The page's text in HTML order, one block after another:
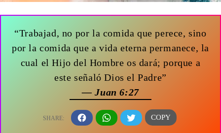
“Trabajad, no por la comida que perece, sino
por la comida que a vida eterna permanece, la
cual el Hijo del Hombre os dará; porque a
este señaló Dios el Padre”
— Juan 6:27